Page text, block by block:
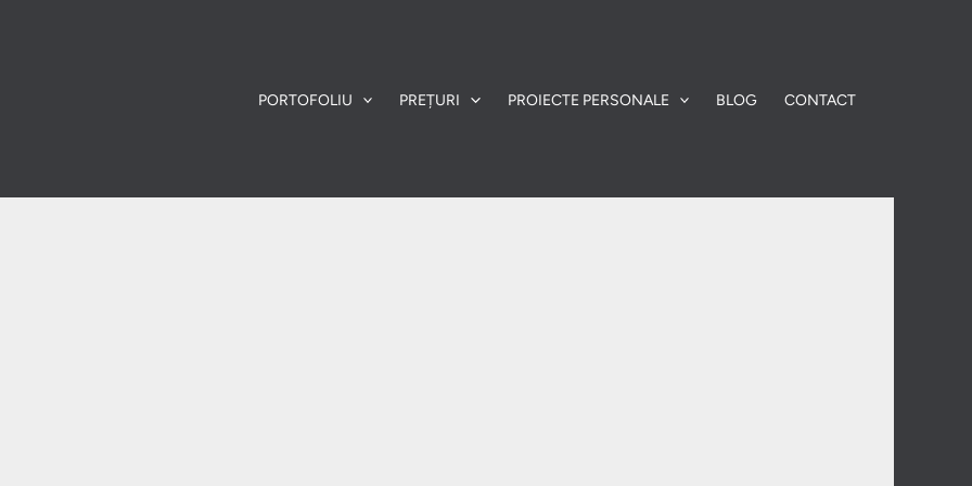
PORTOFOLIU PREȚURI PROIECTE PERSONALE BLOG CONTACT